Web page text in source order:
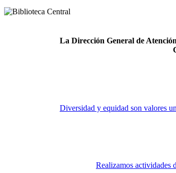
La Dirección General de
Diversidad y equidad son valores
Realizamos actividades